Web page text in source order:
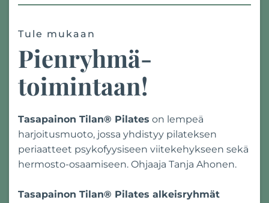
Tule mukaan
Pienryhmä-
toimintaan!
Tasapainon Tilan® Pilates on lempeä
harjoitusmuoto, jossa yhdistyy pilateksen
periaatteet psykofyysiseen viitekehykseen sekä
hermosto-osaamiseen. Ohjaaja Tanja Ahonen.
Tasapainon Tilan® Pilates alkeisryhmät